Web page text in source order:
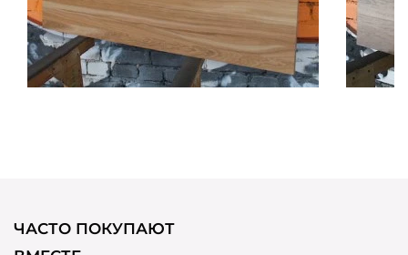
ЧАСТО ПОКУПАЮТ